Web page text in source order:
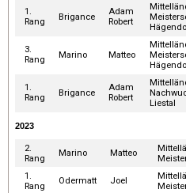
1.
Rang
Brigance
Adam
Robert
3.
Rang
Marino Matteo
1.
Rang
Brigance
Adam
Robert
Liestal
2023
2.
Rang
Marino Matteo
1.
Rang
Odermatt Joel